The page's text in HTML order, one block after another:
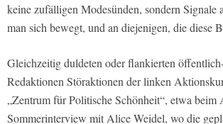
keine zufälligen Modesünden, sondern Signale
man sich bewegt, und an diejenigen, die diese
Gleichzeitig duldeten oder flankierten
Redaktionen Störaktionen der linken
„Zentrum für Politische Schönheit“, etwa beim
Sommerinterview mit Alice Weidel, wo die